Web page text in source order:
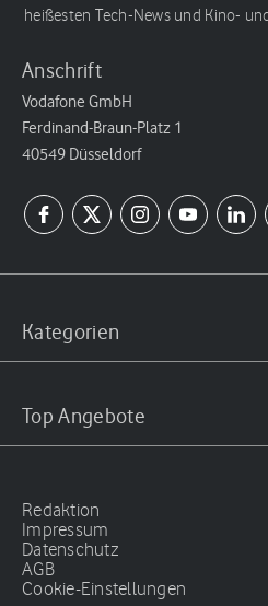
heißesten Tech-News und Kino-
Anschrift
Vodafone GmbH
Ferdinand-Braun-Platz 1
40549 Düsseldorf
Kategorien
Top Angebote
Redaktion
Impressum
Datenschutz
AGB
Cookie-Einstellungen